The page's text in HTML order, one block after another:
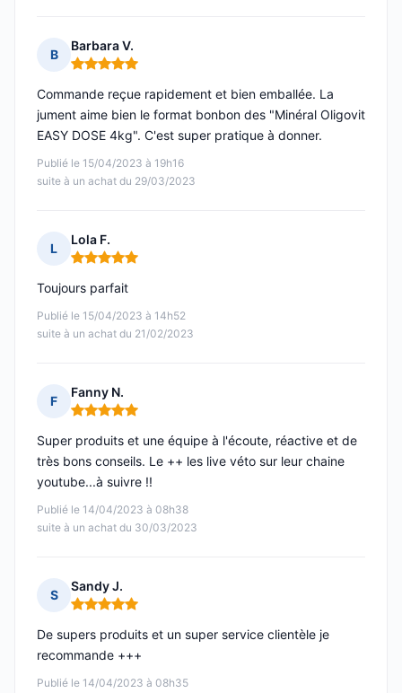
B
Barbara V.
Note : 5 sur 5
Publié le 15/04/2023 à 19h16
suite à un achat du 29/03/2023
Commande reçue rapidement et bien emballée. La
jument aime bien le format bonbon des "Minéral Oligovit
EASY DOSE 4kg". C'est super pratique à donner.
L
Lola F.
Note : 5 sur 5
Publié le 15/04/2023 à 14h52
suite à un achat du 21/02/2023
Toujours parfait
F
Fanny N.
Note : 5 sur 5
Publié le 14/04/2023 à 08h38
suite à un achat du 30/03/2023
Super produits et une équipe à l'écoute, réactive et de
très bons conseils. Le ++ les live véto sur leur chaine
youtube...à suivre !!
S
Sandy J.
Note : 5 sur 5
Publié le 14/04/2023 à 08h35
De supers produits et un super service clientèle je
recommande +++